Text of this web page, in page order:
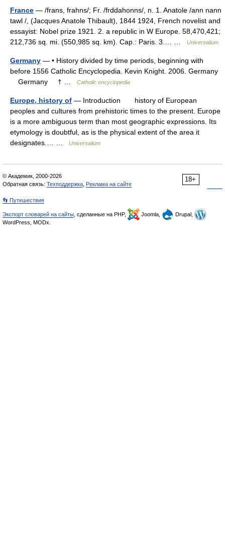
France — /frans, frahns/; Fr. /frddahonns/, n. 1. Anatole /ann nann
tawl /, (Jacques Anatole Thibault), 1844 1924, French novelist and
essayist: Nobel prize 1921. 2. a republic in W Europe. 58,470,421;
212,736 sq. mi. (550,985 sq. km). Cap.: Paris. 3.… …
Universalium
Germany — • History divided by time periods, beginning with
before 1556 Catholic Encyclopedia. Kevin Knight. 2006. Germany
Germany † …
Catholic encyclopedia
Europe, history of — Introduction history of European
peoples and cultures from prehistoric times to the present. Europe
is a more ambiguous term than most geographic expressions. Its
etymology is doubtful, as is the physical extent of the area it
designates.… …
Universalium
18+
© Академик, 2000-2026
Обратная связь: Техподдержка Реклама на сайте
👣 Путешествия
Экспорт словарей на сайты , сделанные на PHP, Joomla,
Drupal,
WordPress, MODx.